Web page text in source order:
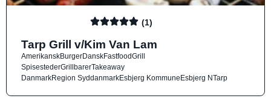
(1)
Tarp Grill v/Kim Van Lam
AmerikanskBurgerDanskFastfoodGrill
SpisestederGrillbarerTakeaway
DanmarkRegion SyddanmarkEsbjerg KommuneEsbjerg NTarp